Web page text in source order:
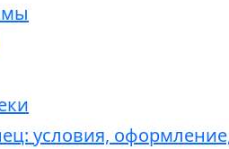
условия,